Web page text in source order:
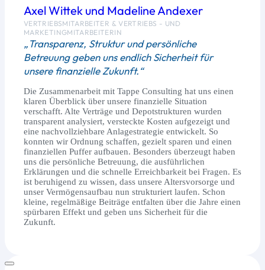
Axel Wittek und Madeline Andexer
VERTRIEBSMITARBEITER & VERTRIEBS - UND
MARKETINGMITARBEITERIN
„Transparenz, Struktur und persönliche
Betreuung geben uns endlich Sicherheit für
unsere finanzielle Zukunft.“
Die Zusammenarbeit mit Tappe Consulting hat uns einen
klaren Überblick über unsere finanzielle Situation
verschafft. Alte Verträge und Depotstrukturen wurden
transparent analysiert, versteckte Kosten aufgezeigt und
eine nachvollziehbare Anlagestrategie entwickelt. So
konnten wir Ordnung schaffen, gezielt sparen und einen
finanziellen Puffer aufbauen. Besonders überzeugt haben
uns die persönliche Betreuung, die ausführlichen
Erklärungen und die schnelle Erreichbarkeit bei Fragen. Es
ist beruhigend zu wissen, dass unsere Altersvorsorge und
unser Vermögensaufbau nun strukturiert laufen. Schon
kleine, regelmäßige Beiträge entfalten über die Jahre einen
spürbaren Effekt und geben uns Sicherheit für die
Zukunft.